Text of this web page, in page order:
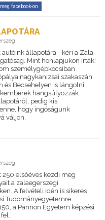
facebook-on
állapotára - kéri a Zala
Mint honlapjukon írták:
személygépkocsiban
nagykanizsai szakaszán
és Becsehelyen is lángolni
hangsúlyozzák:
pedig kis
hogy ingóságunk
váljon.
250 elsőéves kezdi meg
a zalaegerszegi
A felvételi idén is sikeres
Tudományegyetemre
a Pannon Egyetem képzési